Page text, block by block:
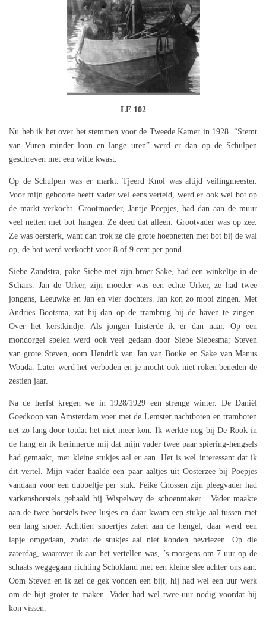
LE 102
Nu heb ik het over het stemmen voor de Tweede Kamer in 1928. “Stemt
van Vuren minder loon en lange uren” werd er dan op de Schulpen
geschreven met een witte kwast.
Op de Schulpen was er markt. Tjeerd Knol was altijd veilingmeester.
Voor mijn geboorte heeft vader wel eens verteld, werd er ook wel bot op
de markt verkocht. Grootmoeder, Jantje Poepjes, had dan aan de muur
veel netten met bot hangen. Ze deed dat alleen. Grootvader was op zee.
Ze was oersterk, want dan trok ze die grote hoepnetten met bot bij de wal
op, de bot werd verkocht voor 8 of 9 cent per pond.
Siebe Zandstra, pake Siebe met zijn broer Sake, had een winkeltje in de
Schans. Jan de Urker, zijn moeder was een echte Urker, ze had twee
jongens, Leeuwke en Jan en vier dochters. Jan kon zo mooi zingen. Met
Andries Bootsma, zat hij dan op de trambrug bij de haven te zingen.
Over het kerstkindje. Als jongen luisterde ik er dan naar. Op een
mondorgel spelen werd ook veel gedaan door Siebe Siebesma; Steven
van grote Steven, oom Hendrik van Jan van Bouke en Sake van Manus
Wouda. Later werd het verboden en je mocht ook niet roken beneden de
zestien jaar.
Na de herfst kregen we in 1928/1929 een strenge winter. De Daniël
Goedkoop van Amsterdam voer met de Lemster nachtboten en tramboten
net zo lang door totdat het niet meer kon. Ik werkte nog bij De Rook in
de hang en ik herinnerde mij dat mijn vader twee paar spiering-hengsels
had gemaakt, met kleine stukjes aal er aan. Het is wel interessant dat ik
dit vertel. Mijn vader haalde een paar aaltjes uit Oosterzee bij Poepjes
vandaan voor een dubbeltje per stuk. Feike Cnossen zijn pleegvader had
varkensborstels gehaald bij Wispelwey de schoenmaker. Vader maakte
aan de twee borstels twee lusjes en daar kwam een stukje aal tussen met
een lang snoer. Achttien snoertjes zaten aan de hengel, daar werd een
lapje omgedaan, zodat de stukjes aal niet konden bevriezen. Op die
zaterdag, waarover ik aan het vertellen was, ’s morgens om 7 uur op de
schaats weggegaan richting Schokland met een kleine slee achter ons aan.
Oom Steven en ik zei de gek vonden een bijt, hij had wel een uur werk
om de bijt groter te maken. Vader had wel twee uur nodig voordat hij
kon vissen.